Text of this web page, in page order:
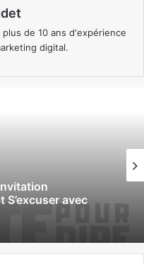
de 10 ans d'expérience
digital.
Invitation
pour